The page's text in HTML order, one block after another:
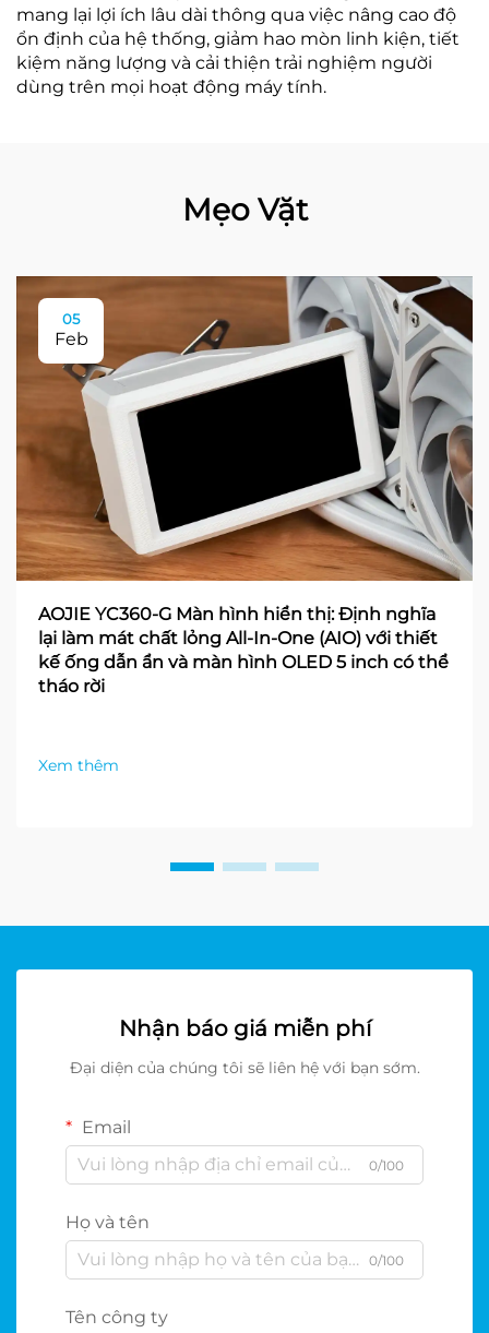
mang lại lợi ích lâu dài thông qua việc nâng cao độ
ổn định của hệ thống, giảm hao mòn linh kiện, tiết
kiệm năng lượng và cải thiện trải nghiệm người
dùng trên mọi hoạt động máy tính.
Mẹo Vặt
05
Feb
AOJIE YC360-G Màn hình hiển thị: Định nghĩa
lại làm mát chất lỏng All-In-One (AIO) với thiết
kế ống dẫn ẩn và màn hình OLED 5 inch có thể
tháo rời
Xem thêm
Nhận báo giá miễn phí
Đại diện của chúng tôi sẽ liên hệ với bạn sớm.
Email
0/100
Họ và tên
0/100
Tên công ty